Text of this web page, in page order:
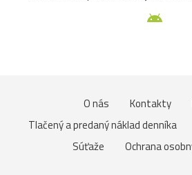
O nás Kontakty
Tlačený a predaný náklad denníka
Súťaže
Ochrana